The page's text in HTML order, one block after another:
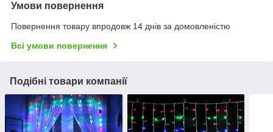
Умови повернення
Повернення товару впродовж 14 днів за домовленістю
Всі умови повернення
Подібні товари компанії